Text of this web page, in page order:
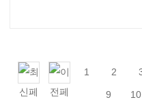
1 2
9 10